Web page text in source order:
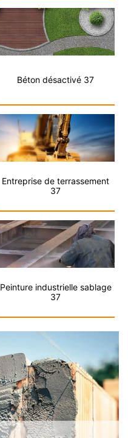
Béton désactivé 37
Entreprise de terrassement
37
Peinture industrielle sablage
37